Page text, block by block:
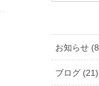
お知らせ
ブログ (21)